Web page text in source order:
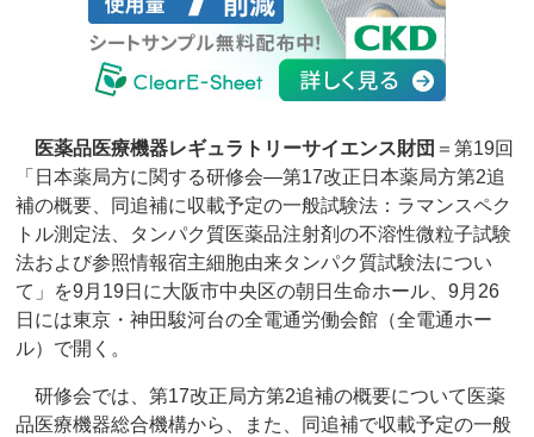
医薬品医療機器レギュラトリーサイエンス財団 ＝第19回
「日本薬局方に関する研修会―第17改正日本薬局方第2追
補の概要、同追補に収載予定の一般試験法：ラマンスペク
トル測定法、タンパク質医薬品注射剤の不溶性微粒子試験
法および参照情報宿主細胞由来タンパク質試験法につい
て」を9月19日に大阪市中央区の朝日生命ホール、9月26
日には東京・神田駿河台の全電通労働会館（全電通ホー
ル）で開く。
研修会では、第17改正局方第2追補の概要について医薬
品医療機器総合機構から、また、同追補で収載予定の一般